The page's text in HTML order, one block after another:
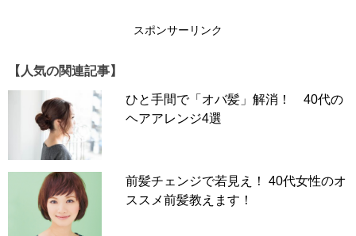
髪トラブルの原因は頭皮の健康状態のせい！？
―――40代50代になると髪にお悩みを抱えている人が増
えてきますが、美香さんに寄せられるお悩みにはどんなも
のがありますか？
大人世代の髪悩みは年々増えています。具体的には、白
髪、薄毛、におい、ベタつき、フケなど……。
白髪や薄毛になるおもな原因は、頭皮に問題があるから。
ストレスなどで頭皮が血行不良におちいると、髪が抜けて
スポンサーリンク
【人気の関連記事】
ひと手間で「オバ髪」解消！ 40代の
ヘアアレンジ4選
前髪チェンジで若見え！ 40代女性のオ
ススメ前髪教えます！